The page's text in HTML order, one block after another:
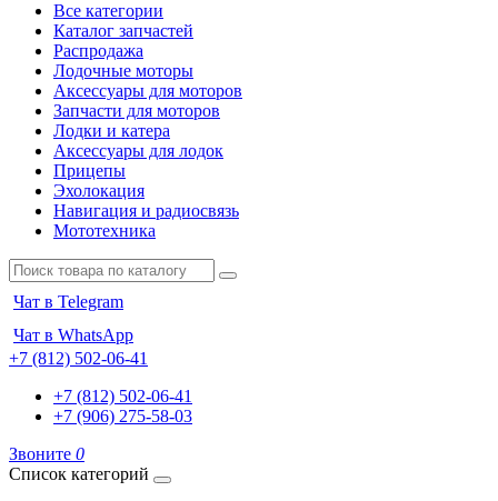
Все категории
Каталог запчастей
Распродажа
Лодочные моторы
Аксессуары для моторов
Запчасти для моторов
Лодки и катера
Аксессуары для лодок
Прицепы
Эхолокация
Навигация и радиосвязь
Мототехника
Чат в Telegram
Чат в WhatsApp
+7 (812) 502-06-41
+7 (812) 502-06-41
+7 (906) 275-58-03
Звоните 0
Список категорий